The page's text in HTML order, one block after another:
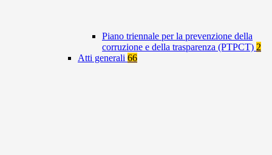
Piano triennale per la prevenzione della
corruzione e della trasparenza (PTPCT) 2
Atti generali 66